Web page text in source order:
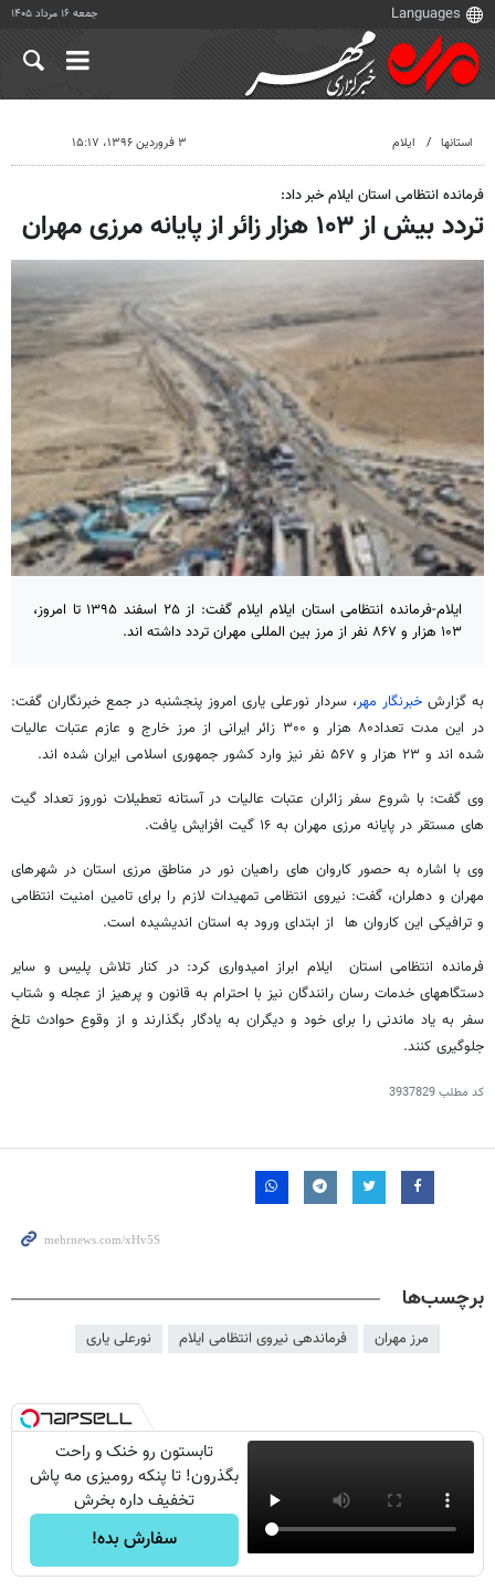
جمعه ۱۶ مرداد ۱۴۰۵
استانها ایلام ۳ فروردین ۱۳۹۶، ۱۵:۱۷
فرمانده انتظامی استان ایلام خبر داد:
تردد بیش از ۱۰۳ هزار زائر از پایانه مرزی مهران
ایلام-فرمانده انتظامی استان ایلام ایلام گفت: از ۲۵ اسفند ۱۳۹۵ تا امروز،
۱۰۳ هزار و ۸۶۷ نفر از مرز بین المللی مهران تردد داشته اند.
به گزارش خبرنگار مهر، سردار نورعلی یاری امروز پنجشنبه در جمع خبرنگاران گفت:
در این مدت تعداد۸۰ هزار و ۳۰۰ زائر ایرانی از مرز خارج و عازم عتبات عالیات
شده اند و ۲۳ هزار و ۵۶۷ نفر نیز وارد کشور جمهوری اسلامی ایران شده اند.
وی گفت: با شروع سفر زائران عتبات عالیات در آستانه تعطیلات نوروز تعداد گیت
های مستقر در پایانه مرزی مهران به ۱۶ گیت افزایش یافت.
وی با اشاره به حصور کاروان های راهیان نور در مناطق مرزی استان در شهرهای
مهران و دهلران، گفت: نیروی انتظامی تمهیدات لازم را برای تامین امنیت انتظامی
و ترافیکی این کاروان ها از ابتدای ورود به استان اندیشیده است.
فرمانده انتظامی استان ایلام ابراز امیدواری کرد: در کنار تلاش پلیس و سایر
دستگاههای خدمات رسان رانندگان نیز با احترام به قانون و پرهیز از عجله و شتاب
سفر به یاد ماندنی را برای خود و دیگران به یادگار بگذارند و از وقوع حوادث تلخ
جلوگیری کنند.
کد مطلب3937829
برچسب‌ها
مرز مهران فرماندهی نیروی انتظامی ایلام نورعلی یاری
تابستون رو خنک و راحت
بگذرون! تا پنکه رومیزی مه پاش
تخفیف داره بخرش
سفارش بده!